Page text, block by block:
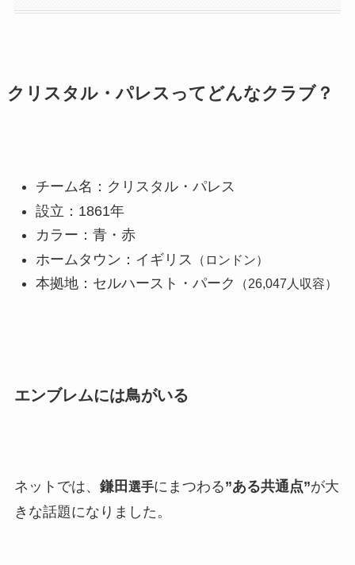
クリスタル・パレスってどんなクラブ？
チーム名：クリスタル・パレス
設立：1861年
カラー：青・赤
ホームタウン：イギリス
（ロンドン）
本拠地：セルハースト・パーク （26,047人収容）
エンブレムには鳥がいる
ネットでは、 鎌田 選手にまつわる”ある共通点”が大
きな話題になりました。